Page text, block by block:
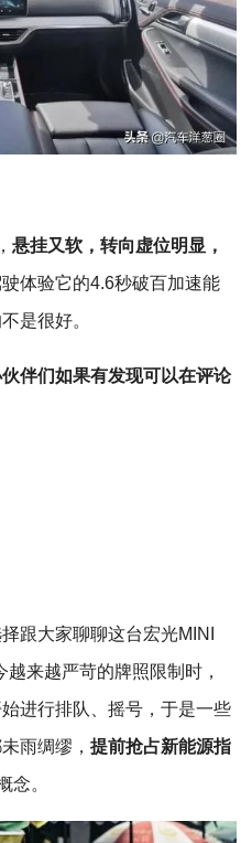
悬挂又软，转向虚位明显，
驶体验它的4.6秒破百加速能
是很好。
伴们如果有发现可以在评论
跟大家聊聊这台宏光MINI
来越严苛的牌照限制时，
进行排队、摇号，于是一些
雨绸缪，提前抢占新能源指
念。